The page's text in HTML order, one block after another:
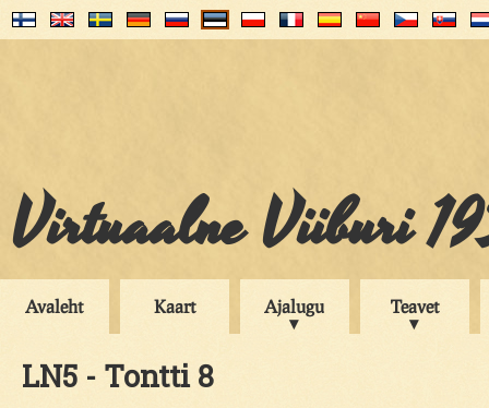
Virtuaalne Viiburi
Avaleht Kaart Ajalugu Teavet
LN5 - Tontti 8